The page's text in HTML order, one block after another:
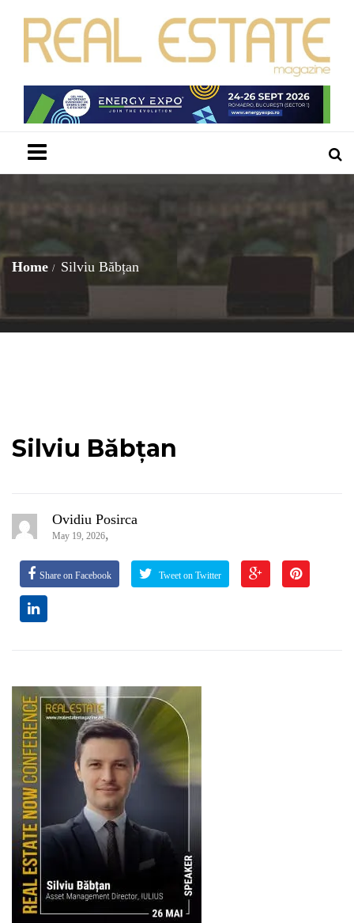
Home Silviu Băbțan
Silviu Băbțan
Ovidiu Posirca
May 19, 2026,
Share on Facebook Tweet on Twitter